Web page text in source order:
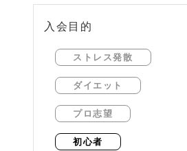
入会目的
ストレス発散
ダイエット
プロ志望
初心者